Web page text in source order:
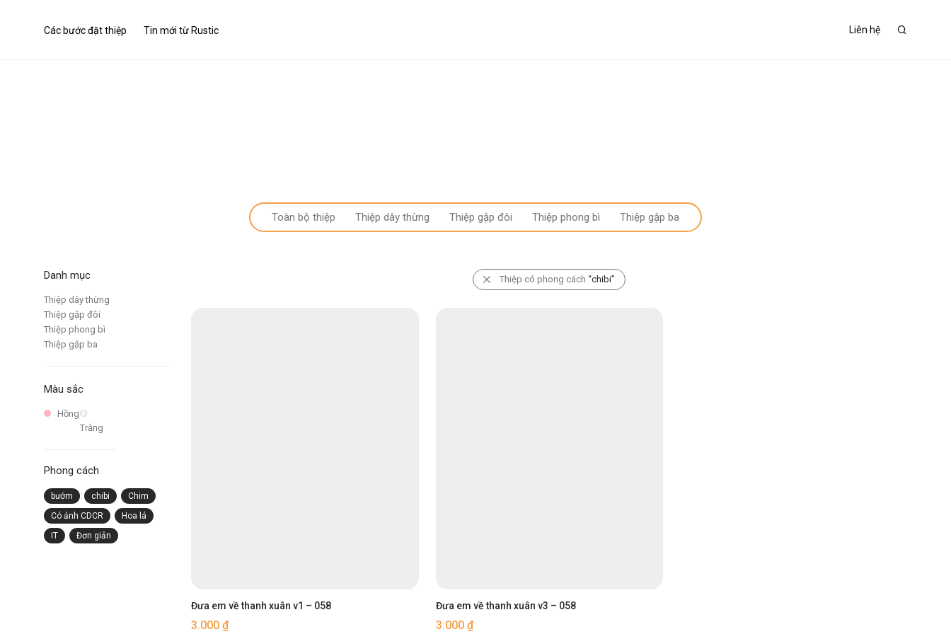
Các bước đặt thiệp Tin mới từ Rustic Liên hệ
Toàn bộ thiệp Thiệp dây thừng Thiệp gập đôi Thiệp phong bì Thiệp gập ba
Danh mục
Thiệp dây thừng
Thiệp gập đôi
Thiệp phong bì
Thiệp gập ba
Màu sắc
Hồng
Trắng
Phong cách
bướm chibi
Chim
Có ảnh CDCR
Hoa lá
IT
Đơn giản
Thiệp có phong cách“chibi”
Đưa em về thanh xuân v1 – 058
3.000₫
Đưa em về thanh xuân v3 – 058
3.000 ₫